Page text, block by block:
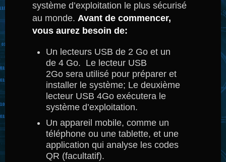
système d’exploitation le plus sécurisé
au monde. Avant de commencer,
vous aurez besoin de:
Un lecteurs USB de 2 Go et un
de 4 Go. Le lecteur USB
2Go sera utilisé pour préparer et
installer le système; Le deuxième
lecteur USB 4Go exécutera le
système d’exploitation.
Un appareil mobile, comme un
téléphone ou une tablette, et une
application qui analyse les codes
QR (facultatif).